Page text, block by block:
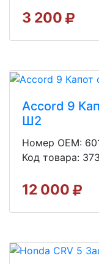
3 200
Accord 9
Ш2
Номер OEM:
Код товара:
12 000